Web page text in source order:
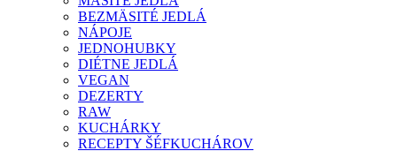
BEZMÄSITÉ JEDLÁ
NÁPOJE
JEDNOHUBKY
DIÉTNE JEDLÁ
VEGAN
DEZERTY
RAW
KUCHÁRKY
RECEPTY ŠÉFKUCHÁROV